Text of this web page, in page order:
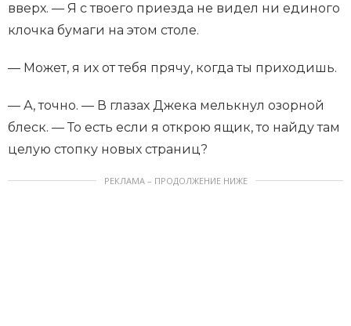
вверх. — Я с твоего приезда не видел ни единого
клочка бумаги на этом столе.
— Может, я их от тебя прячу, когда ты приходишь.
— А, точно. — В глазах Джека мелькнул озорной
блеск. — То есть если я открою ящик, то найду там
целую стопку новых страниц?
РЕКЛАМА – ПРОДОЛЖЕНИЕ НИЖЕ